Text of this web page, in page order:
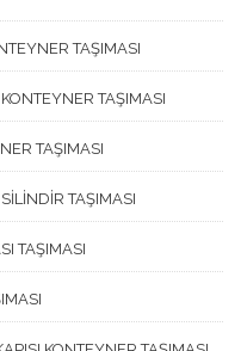
TAŞIMASI
TAŞIMASI
TAŞIMASI
TAŞIMASI
TAŞIMASI